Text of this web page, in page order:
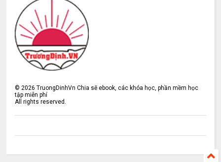
©2026 TruongDinhVn Chia sẽ ebook, các khóa học, phần mềm học
tập miễn phí
All rights reserved.